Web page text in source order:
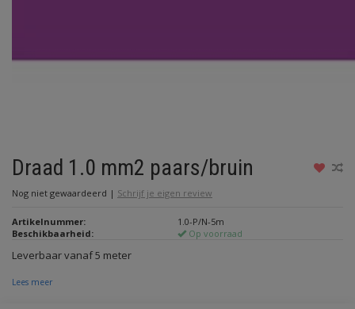
Draad 1.0 mm2 paars/bruin
Nog niet gewaardeerd | Schrijf je eigen review
Artikelnummer:
1.0-P/N-5m
Beschikbaarheid:
Op voorraad
Leverbaar vanaf 5 meter
Lees meer